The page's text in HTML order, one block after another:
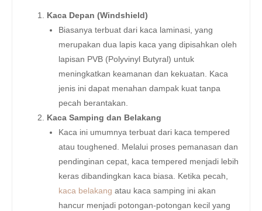
Kaca Depan (Windshield)
Biasanya terbuat dari kaca laminasi, yang
merupakan dua lapis kaca yang dipisahkan oleh
lapisan PVB (Polyvinyl Butyral) untuk
meningkatkan keamanan dan kekuatan. Kaca
jenis ini dapat menahan dampak kuat tanpa
pecah berantakan.
Kaca Samping dan Belakang
Kaca ini umumnya terbuat dari kaca tempered
atau toughened. Melalui proses pemanasan dan
pendinginan cepat, kaca tempered menjadi lebih
keras dibandingkan kaca biasa. Ketika pecah,
kaca belakang atau kaca samping ini akan
hancur menjadi potongan-potongan kecil yang